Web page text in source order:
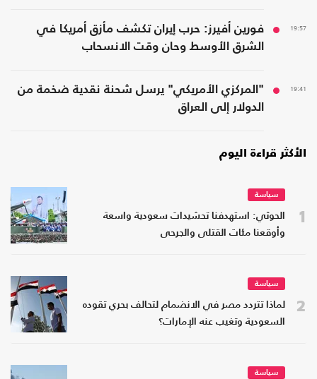
19:57
فورين أفيرز: حرب إيران تكشف مأزق أمريكا في
الشرق الأوسط وحان وقت الانسحاب
19:41
"المركزي الأمريكي" يرسل شحنة نقدية ضخمة من
الدولار إلى العراق
الأكثر قراءة اليوم
1
سياسة
الحوثي: استهدفنا تحشيدات سعودية واسعة
وأوقعنا مئات القتلى والجرحى
2
سياسة
لماذا تتردد مصر في الانضمام لتحالف بحري تقوده
السعودية وتغيب عنه الإمارات؟
سياسة